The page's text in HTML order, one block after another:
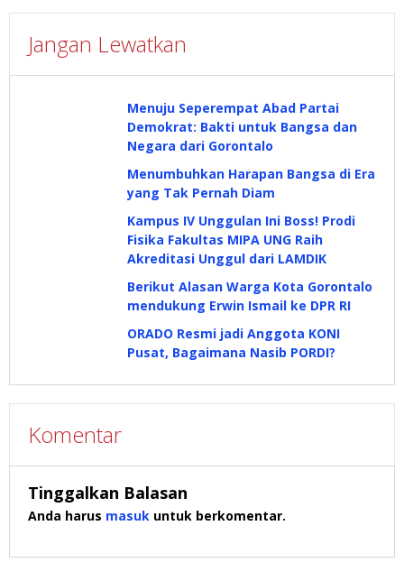
Jangan Lewatkan
Menuju Seperempat Abad Partai
Demokrat: Bakti untuk Bangsa dan
Negara dari Gorontalo
Menumbuhkan Harapan Bangsa di Era
yang Tak Pernah Diam
Kampus IV Unggulan Ini Boss! Prodi
Fisika Fakultas MIPA UNG Raih
Akreditasi Unggul dari LAMDIK
Berikut Alasan Warga Kota Gorontalo
mendukung Erwin Ismail ke DPR RI
ORADO Resmi jadi Anggota KONI
Pusat, Bagaimana Nasib PORDI?
Komentar
Tinggalkan Balasan
Anda harus masuk untuk berkomentar.